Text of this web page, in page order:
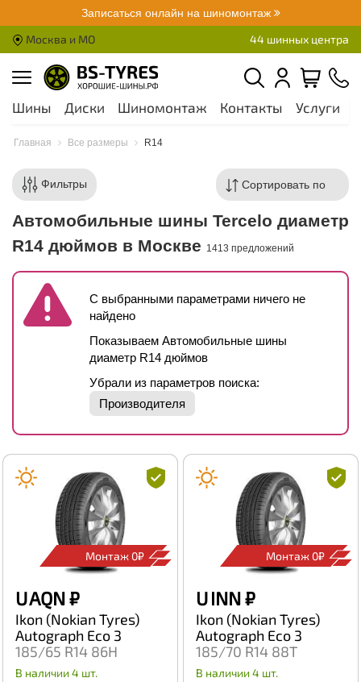
Записаться онлайн на шиномонтаж
Москва и МО 44 шинных центра
Шины Диски Шиномонтаж Контакты Услуги
Главная Все размеры R14
Фильтры
Автомобильные шины Tercelo диаметр
R14 дюймов в Москве 1413 предложений
С выбранными параметрами ничего не
найдено
Показываем Автомобильные шины
диаметр R14 дюймов
Убрали из параметров поиска:
Производителя
Монтаж 0₽
U AQN₽
Ikon (Nokian Tyres)
Autograph Eco 3
185/65 R14 86H
В наличии 4 шт.
Монтаж 0₽
U INN₽
Ikon (Nokian Tyres)
Autograph Eco 3
185/70 R14 88T
В наличии 4 шт.